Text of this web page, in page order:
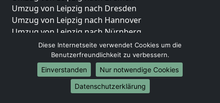
Umzug von Leipzig nach Dresden
Umzug von Leipzig nach Hannover
Umzug von Leipzig nach Nürnberg
Umzug von Leipzig nach Duisburg
Umzug von Leipzig nach Bochum
Umzug von Leipzig nach Wuppertal
Umzug von Leipzig nach Bielefeld
Umzug von Leipzig nach Bonn
Diese Internetseite verwendet Cookies um die
Benutzerfreundlichkeit zu verbessern.
Einverstanden
Nur notwendige Cookies
Datenschutzerklärung